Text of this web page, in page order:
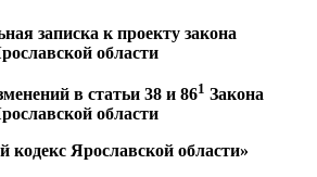
записка к проекту закона
области
в статьи 38 и 861 Закона
области
кодекс Ярославской области»